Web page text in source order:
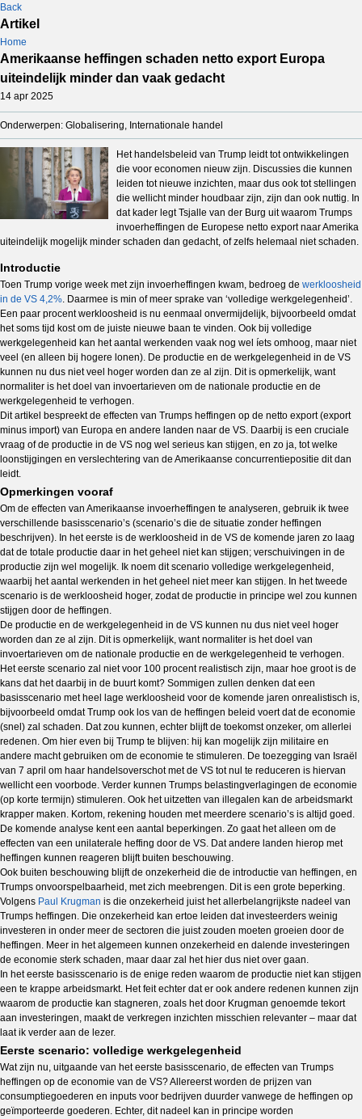
Back
Artikel
Home
Amerikaanse heffingen schaden netto export Europa
uiteindelijk minder dan vaak gedacht
14 apr 2025
Onderwerpen: Globalisering, Internationale handel
Het handelsbeleid van Trump leidt tot ontwikkelingen
die voor economen nieuw zijn. Discussies die kunnen
leiden tot nieuwe inzichten, maar dus ook tot stellingen
die wellicht minder houdbaar zijn, zijn dan ook nuttig. In
dat kader legt Tsjalle van der Burg uit waarom Trumps
invoerheffingen de Europese netto export naar Amerika
uiteindelijk mogelijk minder schaden dan gedacht, of zelfs helemaal niet schaden.
Introductie
Toen Trump vorige week met zijn invoerheffingen kwam, bedroeg de werkloosheid
in de VS 4,2%. Daarmee is min of meer sprake van ‘volledige werkgelegenheid’.
Een paar procent werkloosheid is nu eenmaal onvermijdelijk, bijvoorbeeld omdat
het soms tijd kost om de juiste nieuwe baan te vinden. Ook bij volledige
werkgelegenheid kan het aantal werkenden vaak nog wel íets omhoog, maar niet
veel (en alleen bij hogere lonen). De productie en de werkgelegenheid in de VS
kunnen nu dus niet veel hoger worden dan ze al zijn. Dit is opmerkelijk, want
normaliter is het doel van invoertarieven om de nationale productie en de
werkgelegenheid te verhogen.
Dit artikel bespreekt de effecten van Trumps heffingen op de netto export (export
minus import) van Europa en andere landen naar de VS. Daarbij is een cruciale
vraag of de productie in de VS nog wel serieus kan stijgen, en zo ja, tot welke
loonstijgingen en verslechtering van de Amerikaanse concurrentiepositie dit dan
leidt.
Opmerkingen vooraf
Om de effecten van Amerikaanse invoerheffingen te analyseren, gebruik ik twee
verschillende basisscenario’s (scenario’s die de situatie zonder heffingen
beschrijven). In het eerste is de werkloosheid in de VS de komende jaren zo laag
dat de totale productie daar in het geheel niet kan stijgen; verschuivingen in de
productie zijn wel mogelijk. Ik noem dit scenario volledige werkgelegenheid,
waarbij het aantal werkenden in het geheel niet meer kan stijgen. In het tweede
scenario is de werkloosheid hoger, zodat de productie in principe wel zou kunnen
stijgen door de heffingen.
De productie en de werkgelegenheid in de VS kunnen nu dus niet veel hoger
worden dan ze al zijn. Dit is opmerkelijk, want normaliter is het doel van
invoertarieven om de nationale productie en de werkgelegenheid te verhogen.
Het eerste scenario zal niet voor 100 procent realistisch zijn, maar hoe groot is de
kans dat het daarbij in de buurt komt? Sommigen zullen denken dat een
basisscenario met heel lage werkloosheid voor de komende jaren onrealistisch is,
bijvoorbeeld omdat Trump ook los van de heffingen beleid voert dat de economie
(snel) zal schaden. Dat zou kunnen, echter blijft de toekomst onzeker, om allerlei
redenen. Om hier even bij Trump te blijven: hij kan mogelijk zijn militaire en
andere macht gebruiken om de economie te stimuleren. De toezegging van Israël
van 7 april om haar handelsoverschot met de VS tot nul te reduceren is hiervan
wellicht een voorbode. Verder kunnen Trumps belastingverlagingen de economie
(op korte termijn) stimuleren. Ook het uitzetten van illegalen kan de arbeidsmarkt
krapper maken. Kortom, rekening houden met meerdere scenario’s is altijd goed.
De komende analyse kent een aantal beperkingen. Zo gaat het alleen om de
effecten van een unilaterale heffing door de VS. Dat andere landen hierop met
heffingen kunnen reageren blijft buiten beschouwing.
Ook buiten beschouwing blijft de onzekerheid die de introductie van heffingen, en
Trumps onvoorspelbaarheid, met zich meebrengen. Dit is een grote beperking.
Volgens Paul Krugman is die onzekerheid juist het allerbelangrijkste nadeel van
Trumps heffingen. Die onzekerheid kan ertoe leiden dat investeerders weinig
investeren in onder meer de sectoren die juist zouden moeten groeien door de
heffingen. Meer in het algemeen kunnen onzekerheid en dalende investeringen
de economie sterk schaden, maar daar zal het hier dus niet over gaan.
In het eerste basisscenario is de enige reden waarom de productie niet kan stijgen
een te krappe arbeidsmarkt. Het feit echter dat er ook andere redenen kunnen zijn
waarom de productie kan stagneren, zoals het door Krugman genoemde tekort
aan investeringen, maakt de verkregen inzichten misschien relevanter – maar dat
laat ik verder aan de lezer.
Eerste scenario: volledige werkgelegenheid
Wat zijn nu, uitgaande van het eerste basisscenario, de effecten van Trumps
heffingen op de economie van de VS? Allereerst worden de prijzen van
consumptiegoederen en inputs voor bedrijven duurder vanwege de heffingen op
geïmporteerde goederen. Echter, dit nadeel kan in principe worden